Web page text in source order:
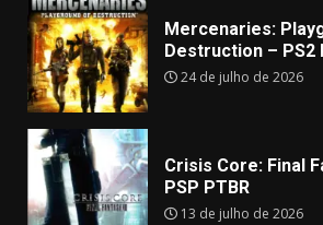
Mercenaries:
Destruction – PS2
24 de julho de 2026
Crisis Core: Final
PSP PTBR
13 de julho de 2026